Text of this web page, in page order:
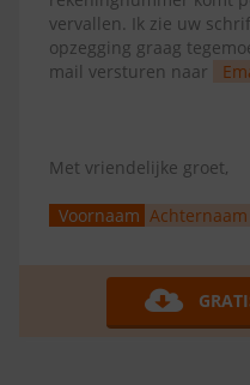
vervallen. Ik zie uw
opzegging graag
mail versturen naar
Met vriendelijke groet,
Voornaam Achternaam